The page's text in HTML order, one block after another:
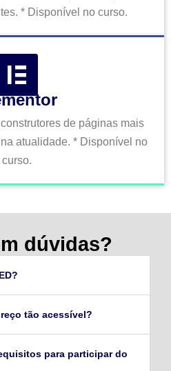
* Disponível no curso.
de páginas mais
atualidade. * Disponível no
curso.
dúvidas?
tão acessível?
para participar do